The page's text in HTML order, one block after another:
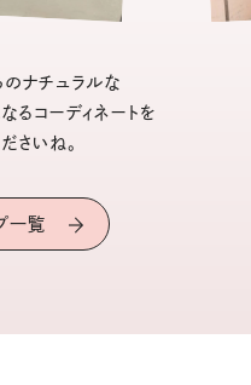
のナチュラルな
るコーディネートを
さいね。
一覧